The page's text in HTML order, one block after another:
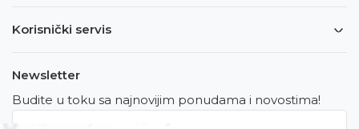
Korisnički servis
Newsletter
Budite u toku sa najnovijim ponudama i novostima!